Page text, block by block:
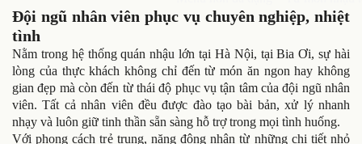
Đội ngũ nhân viên phục vụ chuyên nghiệp, nhiệt
tình
Nằm trong hệ thống quán nhậu lớn tại Hà Nội, tại Bia Ơi, sự hài
lòng của thực khách không chỉ đến từ món ăn ngon hay không
gian đẹp mà còn đến từ thái độ phục vụ tận tâm của đội ngũ nhân
viên. Tất cả nhân viên đều được đào tạo bài bản, xử lý nhanh
nhạy và luôn giữ tinh thần sẵn sàng hỗ trợ trong mọi tình huống.
Với phong cách trẻ trung, năng động nhân từ những chi tiết nhỏ